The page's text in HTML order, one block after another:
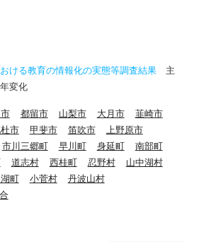
られました。 保護者の皆様
きな励みとなったことと思
います。 学校と家庭が連
携・協力していくことで、
ともに子どもたちの成長を
支えていきたいと思いま
学校へ足を運んでいただい
者・地域に開かれた学校と
して歩んでいることも感じ
られる一日となりました。
多くの皆様に見守られ、学
校が温かくつながる授業参
年・クラスになってはじめ
ても素晴らしかったです。
1学期、どの学年もいいス
タートを切ることができた
ことを、 保護者の方に見て
いただけるいい機会になり
びをしたり、一輪車の練習
ぱい走り回ったりする姿が
見られます。また、教室で
は読書をしたり、おしゃべ
りを楽しんだりと、それぞ
れが思い思いの時間を過ご
しています。笑顔あふれる
きます。 月曜日には、１年
をした後、６年生に手伝っ
てもらいながら配膳を行い
ました。初めての給食に、
１年生は嬉しそうな表情で
食べていました。 同じく月
ける教育の情報化の実態等調査結果 主
変化
都留市 山梨市 大月市
韮崎市
市 甲斐市 笛吹市
上野原市
市川三郷町 早川町 身延町
南部町
道志村 西桂町 忍野村
山中湖村
町 小菅村
丹波山村